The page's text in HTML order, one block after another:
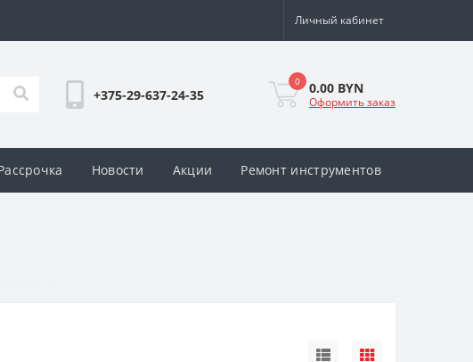
Личный кабинет
+375-29-637-24-35
0 0.00 BYN
Оформить заказ
Новости Акции Ремонт инструментов